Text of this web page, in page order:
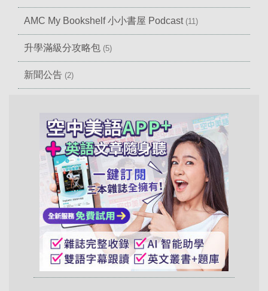
AMC My Bookshelf 小小書屋 Podcast (11)
升學滿級分攻略包 (5)
新聞公告 (2)